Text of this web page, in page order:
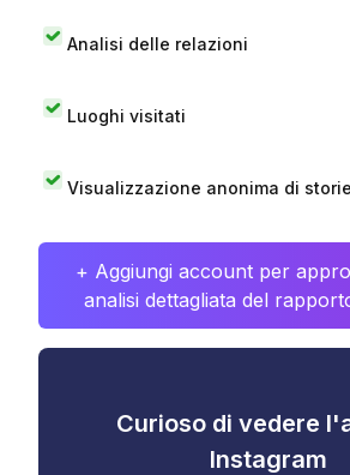
Analisi delle relazioni
Luoghi visitati
Visualizzazione anonima di
+ Aggiungi account per
analisi dettagliata del
Curioso di vedere
Instagram